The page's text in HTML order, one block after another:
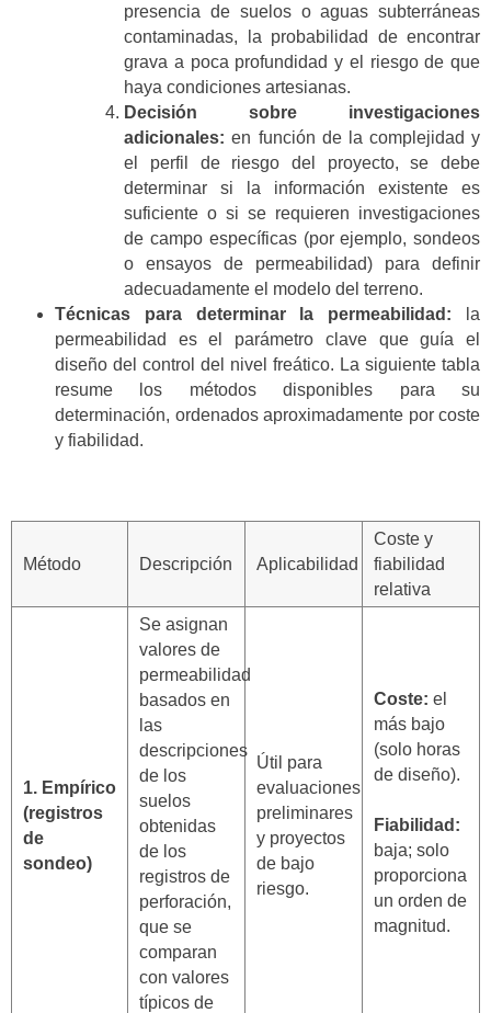
presencia de suelos o aguas subterráneas
contaminadas, la probabilidad de encontrar
grava a poca profundidad y el riesgo de que
haya condiciones artesianas.
Decisión sobre investigaciones
adicionales: en función de la complejidad y
el perfil de riesgo del proyecto, se debe
determinar si la información existente es
suficiente o si se requieren investigaciones
de campo específicas (por ejemplo, sondeos
o ensayos de permeabilidad) para definir
adecuadamente el modelo del terreno.
Técnicas para determinar la permeabilidad: la
permeabilidad es el parámetro clave que guía el
diseño del control del nivel freático. La siguiente tabla
resume los métodos disponibles para su
determinación, ordenados aproximadamente por coste
y fiabilidad.
Método Descripción Aplicabilidad
Coste y
fiabilidad
relativa
1. Empírico
(registros
de
sondeo)
Se asignan
valores de
permeabilidad
basados en
las
descripciones
de los
suelos
obtenidas
de los
registros de
perforación,
que se
comparan
con valores
típicos de
Útil para
evaluaciones
preliminares
y proyectos
de bajo
riesgo.
Coste: el
más bajo
(solo horas
de diseño).
Fiabilidad:
baja; solo
proporciona
un orden de
magnitud.